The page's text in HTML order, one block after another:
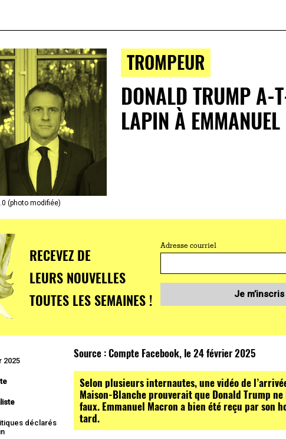
(photo modifiée)
TROMPEUR
DONALD TRUMP A-
LAPIN À
RECEVEZ DE
LEURS NOUVELLES
TOUTES LES SEMAINES !
Adresse courriel
Je
2025
déclarés
Source :Compte Facebook, le 24 février 2025
Selon plusieurs internautes, une vidéo de
Maison-Blanche prouverait que Donald Trump
faux. Emmanuel Macron a bien été reçu par son
tard.